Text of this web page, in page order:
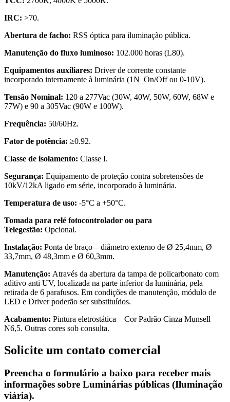
IRC: >70.
Abertura de facho: RSS óptica para iluminação pública.
Manutenção do fluxo luminoso: 102.000 horas (L80).
Equipamentos auxiliares: Driver de corrente constante
incorporado internamente à luminária (1N_On/Off ou 0-10V).
Tensão Nominal: 120 a 277Vac (30W, 40W, 50W, 60W, 68W e
77W) e 90 a 305Vac (90W e 100W).
Frequência: 50/60Hz.
Fator de potência: ≥0.92.
Classe de isolamento: Classe I.
Segurança: Equipamento de proteção contra sobretensões de
10kV/12kA ligado em série, incorporado à luminária.
Temperatura de uso: -5°C a +50°C.
Tomada para relé fotocontrolador ou para
Telegestão: Opcional.
Instalação: Ponta de braço – diâmetro externo de Ø 25,4mm, Ø
33,7mm, Ø 48,3mm e Ø 60,3mm.
Manutenção: Através da abertura da tampa de policarbonato com
aditivo anti UV, localizada na parte inferior da luminária, pela
retirada de 6 parafusos. Em condições de manutenção, módulo de
LED e Driver poderão ser substituídos.
Acabamento: Pintura eletrostática – Cor Padrão Cinza Munsell
N6,5. Outras cores sob consulta.
Solicite um contato comercial
Preencha o formulário a baixo para receber mais
informações sobre Luminárias públicas (Iluminação
viária).